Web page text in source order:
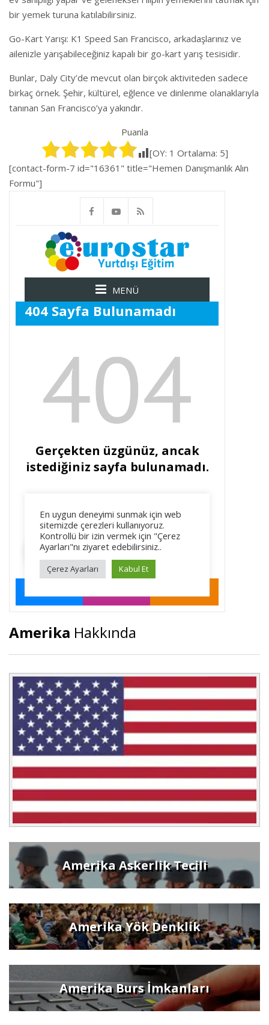
bir yemek turuna katılabilirsiniz.
Go-Kart Yarışı: K1 Speed San Francisco, arkadaşlarınız ve
ailenizle yarışabileceğiniz kapalı bir go-kart yarış tesisidir.
Bunlar, Daly City’de mevcut olan birçok aktiviteden sadece
birkaç örnek. Şehir, kültürel, eğlence ve dinlenme olanaklarıyla
tanınan San Francisco’ya yakındır.
Puanla
[OY: 1 Ortalama: 5]
[contact-form-7 id="16361" title="Hemen Danışmanlık Alın
Formu"]
Amerika Hakkında
Amerika Askerlik Tecili
Amerika Yök Denklik
Amerika Burs İmkanları